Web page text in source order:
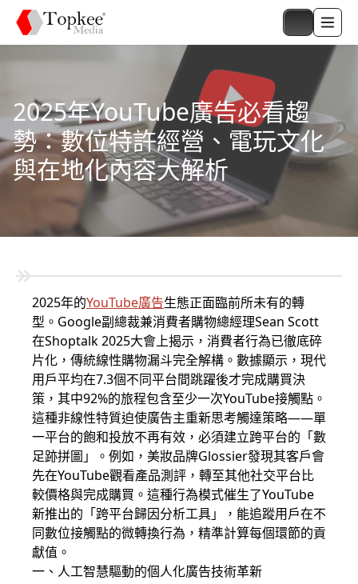
2025年YouTube廣告必看趨
勢：數位特許經營、電玩文化
與在地化內容大解析
2025年的YouTube廣告生態正面臨前所未有的轉
型。Google副總裁兼消費者購物總經理Sean Scott
在Shoptalk 2025大會上揭示，消費者行為已徹底碎
片化，傳統線性購物漏斗完全解構。數據顯示，現代
用戶平均在7.3個不同平台間跳躍後才完成購買決
策，其中92%的旅程包含至少一次YouTube接觸點。
這種非線性特質迫使廣告主重新思考觸達策略——單
一平台的飽和投放不再有效，必須建立跨平台的「數
足跡拼圖」。例如，美妝品牌Glossier發現其客戶會
先在YouTube觀看產品測評，轉至其他社交平台比
較價格與完成購買。這種行為模式催生了YouTube
新推出的「跨平台歸因分析工具」，能追蹤用戶在不
同數位接觸點的微轉換行為，精準計算每個環節的貢
獻值。
一、人工智慧驅動的個人化廣告技術革新